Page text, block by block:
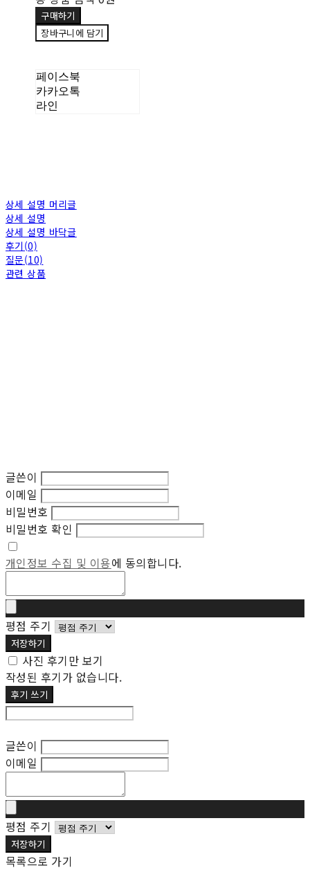
구매하기
장바구니에 담기
페이스북
카카오톡
라인
상세 설명 머리글
상세 설명
상세 설명 바닥글
후기(0)
질문(10)
관련 상품
글쓴이
이메일
비밀번호
비밀번호 확인
개인정보 수집 및 이용에 동의합니다.
평점 주기
저장하기
사진 후기만 보기
작성된 후기가 없습니다.
후기 쓰기
글쓴이
이메일
평점 주기
저장하기
목록으로 가기